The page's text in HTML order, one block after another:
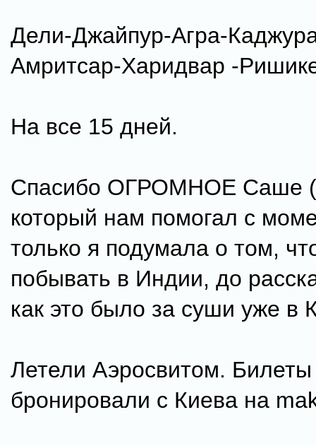
Дели-Джайпур-Агра-
Амритсар-Харидвар -
На все 15 дней.
Спасибо ОГРОМНОЕ Саше
который нам помогал с
только я подумала о том,
побывать в Индии, до
как это было за суши уже в
Летели Аэросвитом. Билеты
бронировали с Киева на